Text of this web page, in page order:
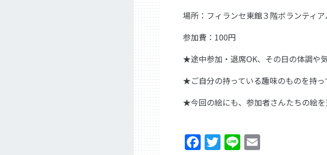
場所：フィランセ東館３階ボランティ
参加費：100円
★途中参加・退席OK、その日の体調や
★ご自分の持っている趣味のものを持っ
★今回の絵にも、参加者さんたちの絵
Facebook
Twitter
LineEmail